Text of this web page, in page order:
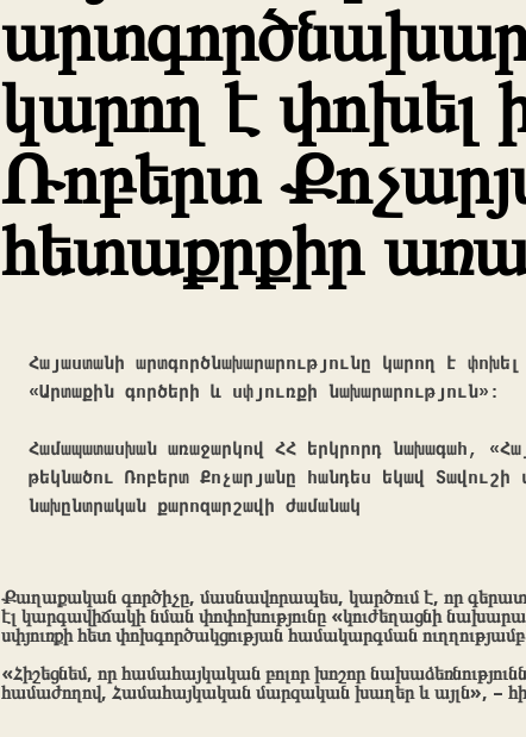
կարող է փոխել
Ռոբերտ
հետաքրքիր
Հայաստանի արտգործնախարարությունը կարող է
«Արտաքին գործերի և սփյուռքի նախարարություն»:
Համապատասխան առաջարկով ՀՀ երկրորդ նախագահ,
թեկնածու Ռոբերտ Քոչարյանը հանդես եկավ Տավուշի
նախընտրական քարոզարշավի ժամանակ
Քաղաքական գործիչը, մասնավորապես, կարծում է, որ
էլ կարգավիճակի նման փոփոխությունը «կուժեղացնի
սփյուռքի հետ փոխգործակցության համակարգման
«Հիշեցնեմ, որ համահայկական բոլոր խոշոր
համաժողով, Համահայկական մարզական խաղեր և այլն», –